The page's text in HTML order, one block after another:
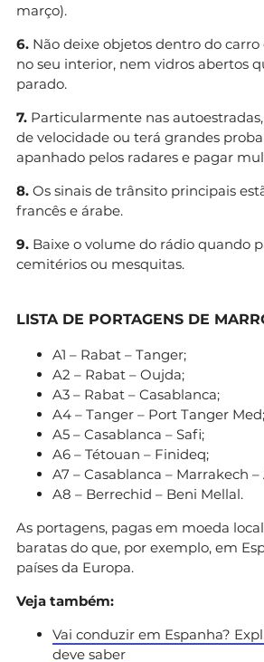
março).
6. Não deixe objetos dentro do
no seu interior, nem vidros abertos
parado.
7. Particularmente nas
de velocidade ou terá grandes
apanhado pelos radares e pagar
8. Os sinais de trânsito principais
francês e árabe.
9. Baixe o volume do rádio quando
cemitérios ou mesquitas.
LISTA DE PORTAGENS DE
A1 – Rabat – Tanger;
A2 – Rabat – Oujda;
A3 – Rabat – Casablanca;
A4 – Tanger – Port Tanger Med;
A5 – Casablanca – Safi;
A6 – Tétouan – Finideq;
A7 – Casablanca – Marrakech
A8 – Berrechid – Beni Mellal.
As portagens, pagas em moeda
baratas do que, por exemplo, em
países da Europa.
Veja também:
Vai conduzir em Espanha?
deve saber